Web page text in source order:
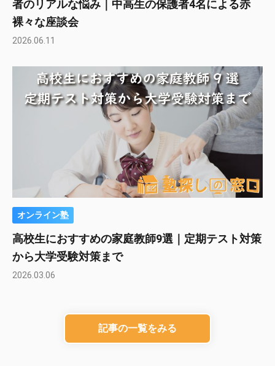
者のリアルな悩み｜中高生の保護者4名による赤
裸々な座談会
2026.06.11
オンライン塾
高校生におすすめの家庭教師9選｜定期テスト対策
から大学受験対策まで
2026.03.06
記事の一覧をみる